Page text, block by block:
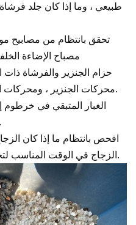
طبيعي ، وما إذا كان جلد
مصباح الإضاءة
محركات الجنزير ، ومحركات الاهتزاز تحتاج إلى الفحص بانتظام.
يحتاج إلى التنظيف بشكل منتظم.
الزجاج في الوقت المناسب لتجنب التأثير على تأثير اختيار اللون.